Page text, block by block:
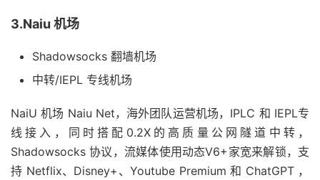
3.Naiu 机场
Shadowsocks 翻墙机场
中转/IEPL 专线机场
NaiU 机场 Naiu Net，海外团队运营机场，IPLC 和 IEPL专
线接入，同时搭配0.2X的高质量公网隧道中转，
Shadowsocks 协议，流媒体使用动态V6+家宽来解锁，支
持 Netflix、Disney+、Youtube Premium 和 ChatGPT ，